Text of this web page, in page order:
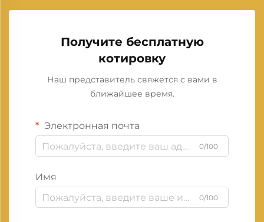
Получите бесплатную
котировку
Наш представитель свяжется с вами в
ближайшее время.
Электронная почта
0/100
Имя
0/100